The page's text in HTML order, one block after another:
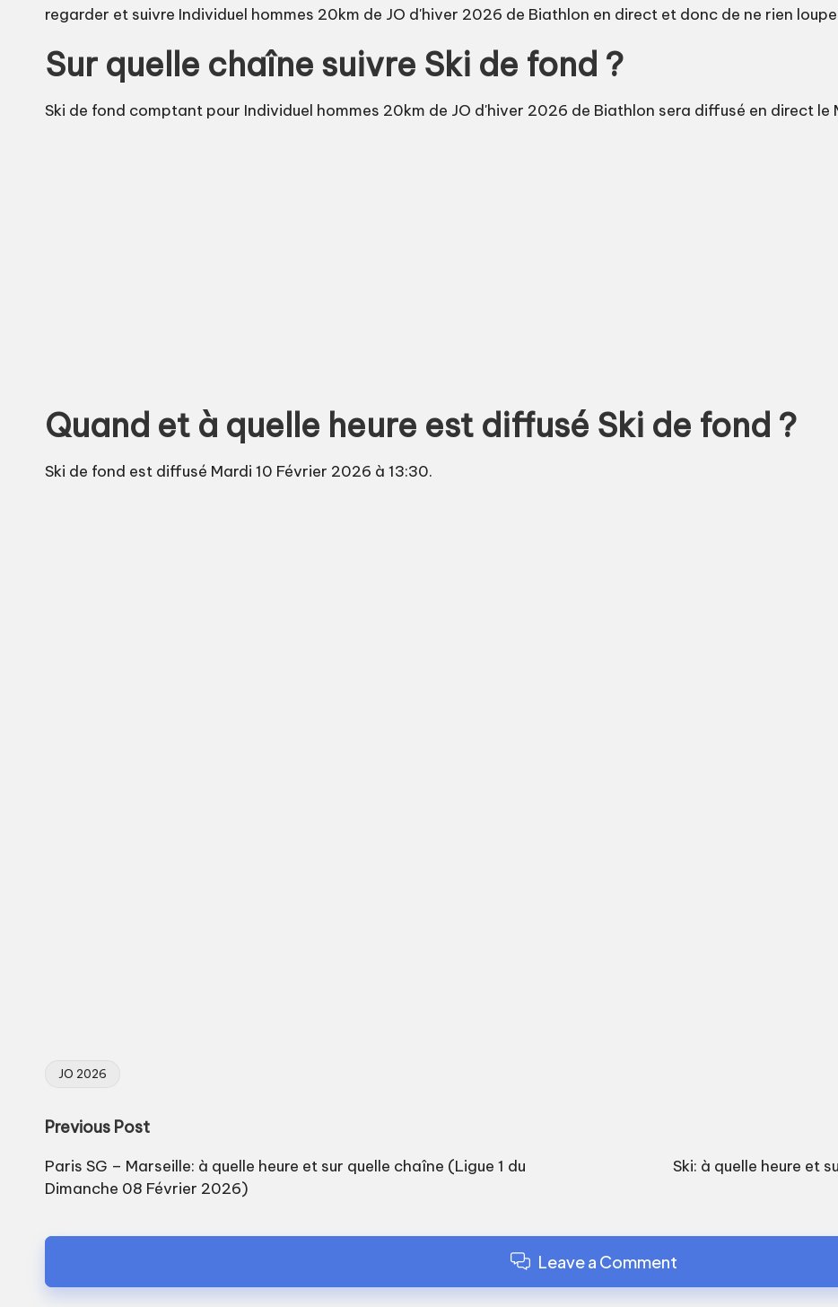
regarder et suivre Individuel hommes 20km de JO d'hiver 2026 de Biathlon en direct et donc de ne rien
Sur quelle chaîne suivre Ski de fond ?
Ski de fond comptant pour Individuel hommes 20km de JO d'hiver 2026 de Biathlon sera diffusé en direct le
Quand et à quelle heure est diffusé Ski de fond ?
Ski de fond est diffusé Mardi 10 Février 2026 à 13:30.
Tags:
JO 2026
Post
navigation
Previous Post
Paris SG – Marseille: à quelle heure et sur quelle chaîne (Ligue 1 du
Dimanche 08 Février 2026)
Ski: à quelle heure et
Leave a Comment